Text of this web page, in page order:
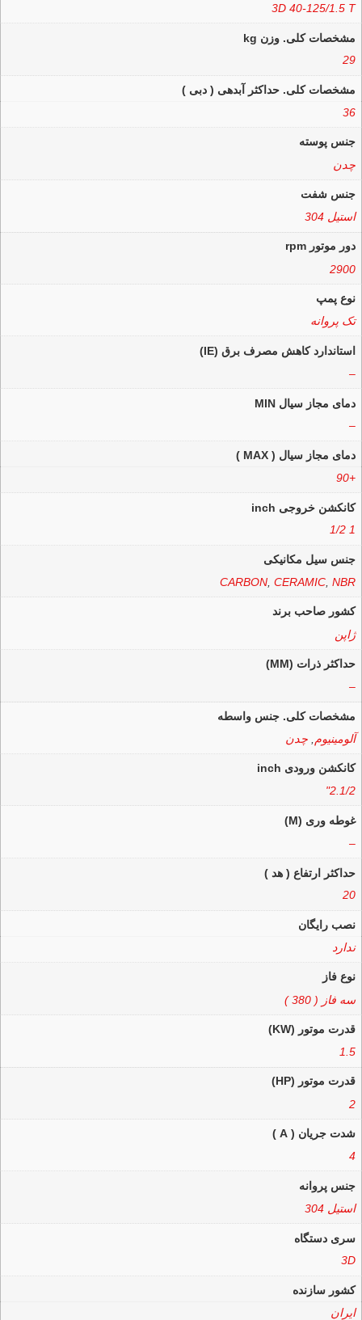
3D 40-125/1.5 T
مشخصات کلی. وزن kg
29
مشخصات کلی. حداکثر آبدهی ( دبی )
36
جنس پوسته
چدن
جنس شفت
استیل 304
دور موتور rpm
2900
نوع پمپ
تک پروانه
استاندارد کاهش مصرف برق (IE)
–
دمای مجاز سیال MIN
–
دمای مجاز سیال ( MAX )
+90
کانکشن خروجی inch
1 1/2
جنس سیل مکانیکی
CARBON, CERAMIC, NBR
کشور صاحب برند
ژاپن
حداکثر ذرات (MM)
–
مشخصات کلی. جنس واسطه
آلومینیوم ,چدن
کانکشن ورودی inch
2.1/2"
غوطه وری (M)
–
حداکثر ارتفاع ( هد )
20
نصب رایگان
ندارد
نوع فاز
سه فاز ( 380 )
قدرت موتور (KW)
1.5
قدرت موتور (HP)
2
شدت جریان ( A )
4
جنس پروانه
استیل 304
سری دستگاه
3D
کشور سازنده
ایران